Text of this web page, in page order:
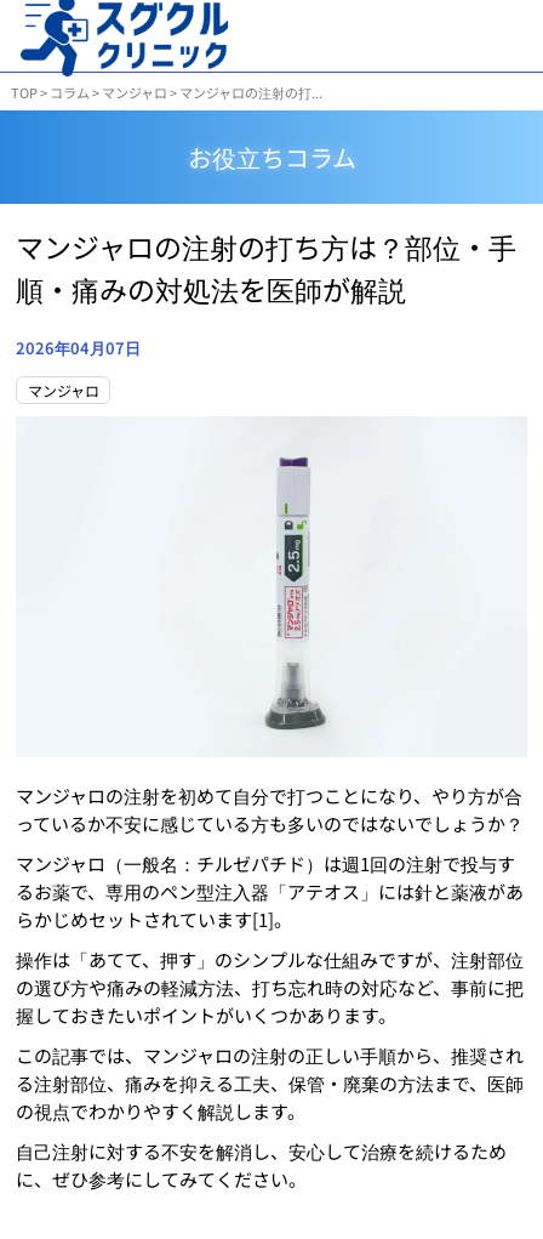
TOP> コラム>マンジャロ>マンジャロの注射の打...
お役立ちコラム
マンジャロの注射の打ち方は？部位・手
順・痛みの対処法を医師が解説
2026年04月07日
マンジャロ
マンジャロの注射を初めて自分で打つことになり、やり方が合
っているか不安に感じている方も多いのではないでしょうか？
マンジャロ（一般名：チルゼパチド）は週1回の注射で投与す
るお薬で、専用のペン型注入器「アテオス」には針と薬液があ
らかじめセットされています[1]。
操作は「あてて、押す」のシンプルな仕組みですが、注射部位
の選び方や痛みの軽減方法、打ち忘れ時の対応など、事前に把
握しておきたいポイントがいくつかあります。
この記事では、マンジャロの注射の正しい手順から、推奨され
る注射部位、痛みを抑える工夫、保管・廃棄の方法まで、医師
の視点でわかりやすく解説します。
自己注射に対する不安を解消し、安心して治療を続けるため
に、ぜひ参考にしてみてください。